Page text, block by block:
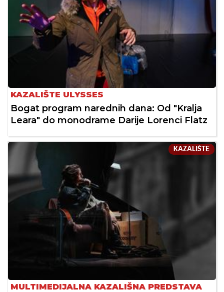
KAZALIŠTE ULYSSES
Bogat program narednih dana: Od "Kralja
Leara" do monodrame Darije Lorenci Flatz
KAZALIŠTE
MULTIMEDIJALNA KAZALIŠNA PREDSTAVA